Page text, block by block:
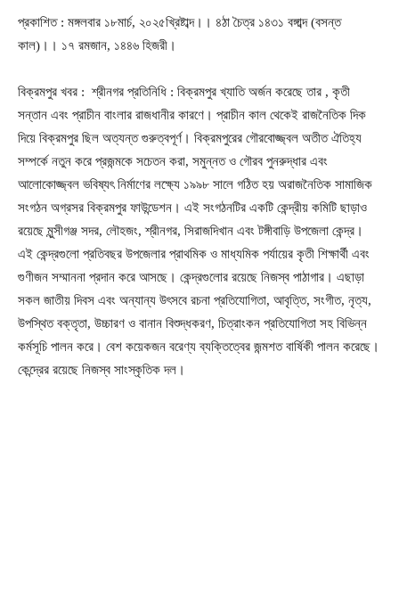
প্রকাশিত : মঙ্গলবার ১৮মার্চ, ২০২৫খ্রিষ্টাব্দ।। ৪ঠা চৈত্র ১৪৩১ বঙ্গাব্দ (বসন্ত
কাল)।। ১৭ রমজান, ১৪৪৬ হিজরী।
বিক্রমপুর খবর : শ্রীনগর প্রতিনিধি : বিক্রমপুর খ্যাতি অর্জন করেছে তার , কৃতী
সন্তান এবং প্রাচীন বাংলার রাজধানীর কারণে। প্রাচীন কাল থেকেই রাজনৈতিক দিক
দিয়ে বিক্রমপুর ছিল অত্যন্ত গুরুত্বপূর্ণ। বিক্রমপুরের গৌরবোজ্জ্বল অতীত ঐতিহ্য
সম্পর্কে নতুন করে প্রজন্মকে সচেতন করা, সমুন্নত ও গৌরব পুনরুদ্ধার এবং
আলোকোজ্জ্বল ভবিষ্যৎ নির্মাণের লক্ষ্যে ১৯৯৮ সালে গঠিত হয় অরাজনৈতিক সামাজিক
সংগঠন অগ্রসর বিক্রমপুর ফাউন্ডেশন। এই সংগঠনটির একটি কেন্দ্রীয় কমিটি ছাড়াও
রয়েছে মুন্সীগঞ্জ সদর, লৌহজং, শ্রীনগর, সিরাজদিখান এবং টঙ্গীবাড়ি উপজেলা কেন্দ্র।
এই কেন্দ্রগুলো প্রতিবছর উপজেলার প্রাথমিক ও মাধ্যমিক পর্যায়ের কৃতী শিক্ষার্থী এবং
গুণীজন সম্মাননা প্রদান করে আসছে। কেন্দ্রগুলোর রয়েছে নিজস্ব পাঠাগার। এছাড়া
সকল জাতীয় দিবস এবং অন্যান্য উৎসবে রচনা প্রতিযোগিতা, আবৃত্তি, সংগীত, নৃত্য,
উপস্থিত বক্তৃতা, উচ্চারণ ও বানান বিশুদ্ধকরণ, চিত্রাংকন প্রতিযোগিতা সহ বিভিন্ন
কর্মসূচি পালন করে। বেশ কয়েকজন বরেণ্য ব্যক্তিত্বের জন্মশত বার্ষিকী পালন করেছে।
কেন্দ্রের রয়েছে নিজস্ব সাংস্কৃতিক দল।